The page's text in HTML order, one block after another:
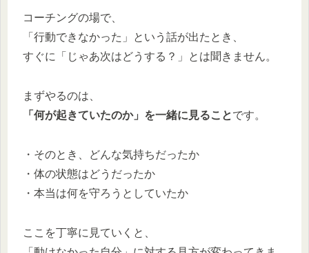
コーチングの場で、
「行動できなかった」という話が出たとき、
すぐに「じゃあ次はどうする？」とは聞きません。
まずやるのは、
「何が起きていたのか」を一緒に見ることです。
・そのとき、どんな気持ちだったか
・体の状態はどうだったか
・本当は何を守ろうとしていたか
ここを丁寧に見ていくと、